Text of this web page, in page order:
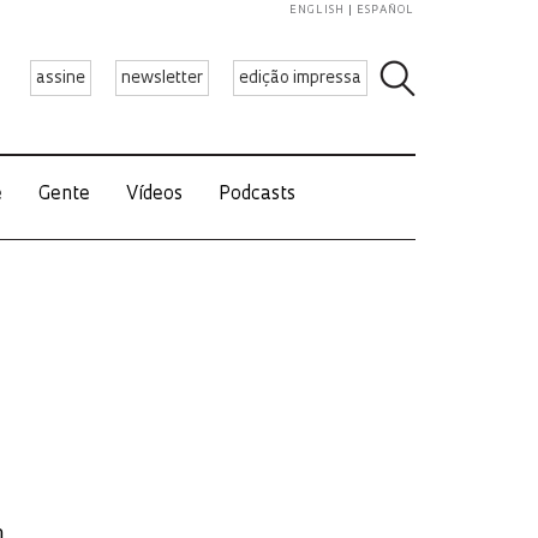
assine newsletter edição impressa
ENGLISH ESPAÑOL
Gente Vídeos Podcasts